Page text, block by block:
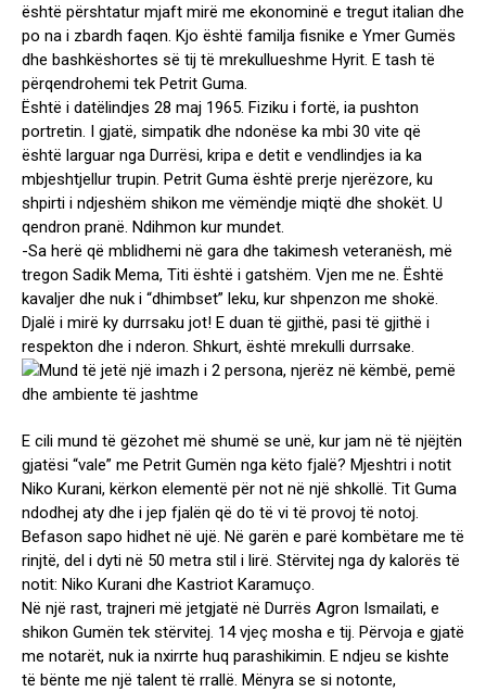
është përshtatur mjaft mirë me ekonominë e tregut italian dhe
po na i zbardh faqen. Kjo është familja fisnike e Ymer Gumës
dhe bashkëshortes së tij të mrekullueshme Hyrit. E tash të
përqendrohemi tek Petrit Guma.
Është i datëlindjes 28 maj 1965. Fiziku i fortë, ia pushton
portretin. I gjatë, simpatik dhe ndonëse ka mbi 30 vite që
është larguar nga Durrësi, kripa e detit e vendlindjes ia ka
mbjeshtjellur trupin. Petrit Guma është prerje njerëzore, ku
shpirti i ndjeshëm shikon me vëmëndje miqtë dhe shokët. U
qendron pranë. Ndihmon kur mundet.
-Sa herë që mblidhemi në gara dhe takimesh veteranësh, më
tregon Sadik Mema, Titi është i gatshëm. Vjen me ne. Është
kavaljer dhe nuk i “dhimbset” leku, kur shpenzon me shokë.
Djalë i mirë ky durrsaku jot! E duan të gjithë, pasi të gjithë i
respekton dhe i nderon. Shkurt, është mrekulli durrsake.
E cili mund të gëzohet më shumë se unë, kur jam në të njëjtën
gjatësi “vale” me Petrit Gumën nga këto fjalë? Mjeshtri i notit
Niko Kurani, kërkon elementë për not në një shkollë. Tit Guma
ndodhej aty dhe i jep fjalën që do të vi të provoj të notoj.
Befason sapo hidhet në ujë. Në garën e parë kombëtare me të
rinjtë, del i dyti në 50 metra stil i lirë. Stërvitej nga dy kalorës të
notit: Niko Kurani dhe Kastriot Karamuço.
Në një rast, trajneri më jetgjatë në Durrës Agron Ismailati, e
shikon Gumën tek stërvitej. 14 vjeç mosha e tij. Përvoja e gjatë
me notarët, nuk ia nxirrte huq parashikimin. E ndjeu se kishte
të bënte me një talent të rrallë. Mënyra se si notonte,